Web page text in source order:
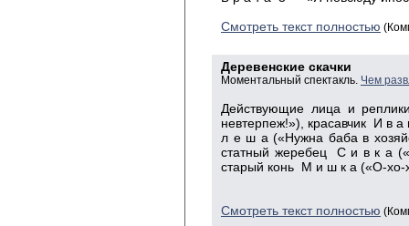
Смотреть текст полностью
Деревенские скачки
Моментальный спектакль. Чем
Действующие лица и
невтерпеж!»), красавчик И в
л е ш а («Нужна баба в
статный жеребец С и в к а
старый конь М и ш к а («О-хо-
Смотреть текст полностью